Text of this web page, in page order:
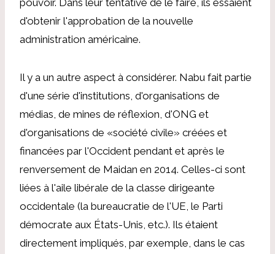
d'obtenir l'approbation de la nouvelle
administration américaine.
Il y a un autre aspect à considérer. Nabu fait partie
d'une série d'institutions, d'organisations de
médias, de mines de réflexion, d'ONG et
d'organisations de «société civile» créées et
financées par l'Occident pendant et après le
renversement de Maidan en 2014. Celles-ci sont
liées à l'aile libérale de la classe dirigeante
occidentale (la bureaucratie de l'UE, le Parti
démocrate aux États-Unis, etc.). Ils étaient
directement impliqués, par exemple, dans le cas